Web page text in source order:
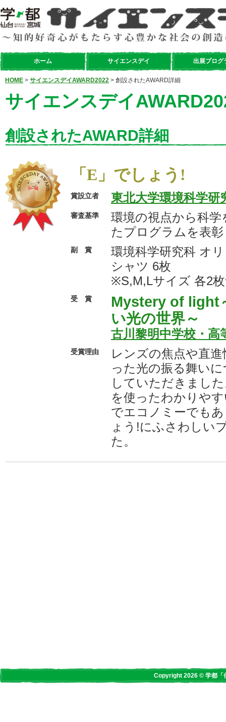
ホーム サイエンスデイ 出展プログ
HOME > サイエンスデイAWARD2022 > 創設されたAWARD詳細
サイエンスデイ
創設されたAWARD詳細
「E」でしょう!
賞設立者 東北大学環境科学研
審査基準
環境の視点から科
たプログラムを表
副 賞
環境科学研究科 オ
シャツ 6枚
※S,M,Lサイズ 各2
受 賞
Mystery of light
い光の世界～
古川黎明中学校・
受賞理由
レンズの焦点や直
った光の振る舞い
していただきまし
を使ったわかりや
でエコノミーでも
ょう!にふさわしい
た。
Copyright 2026 © 学都「